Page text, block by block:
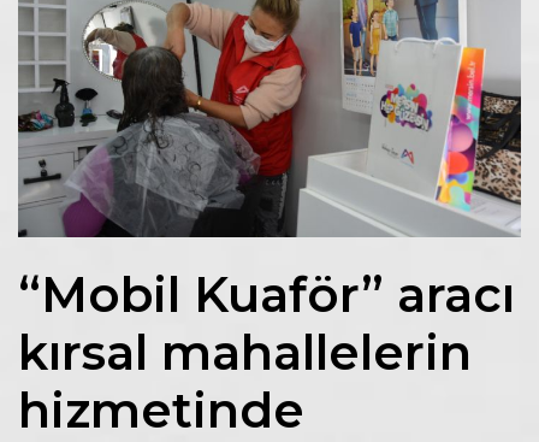
“Mobil Kuaför” aracı
kırsal mahallelerin
hizmetinde